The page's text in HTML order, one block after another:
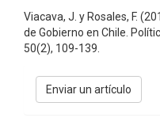
Viacava, J. y Rosales, F.
de Gobierno en Chile.
50(2), 109-139.
Enviar
unEnviar un artículo